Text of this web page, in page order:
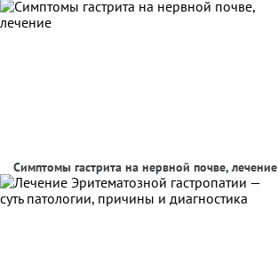
Симптомы гастрита на нервной почве, лечение